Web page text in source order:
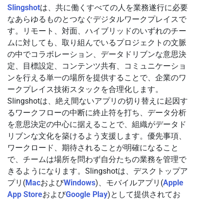
Slingshotは、共に働くすべての人を業務遂行に必要
なあらゆるものとつなぐデジタルワークプレイスで
す。リモート、対面、ハイブリッドのいずれのチー
ムに対しても、取り組んでいるプロジェクトの文脈
の中でコラボレーション、データドリブンな意思決
定、目標設定、コンテンツ共有、コミュニケーショ
ンを行える単一の場所を提供することで、企業のワ
ークプレイス技術スタックを合理化します。
Slingshotは、絶え間ないアプリの切り替えに起因す
るワークフローの中断に終止符を打ち、データ分析
を意思決定の中心に据えることで、組織がデータド
リブンな文化を築けるよう支援します。優先事項、
ワークロード、期待されることが明確になること
で、チームは場所を問わず自分たちの業務を管理で
きるようになります。Slingshotは、デスクトップア
プリ(MacおよびWindows)、モバイルアプリ(Apple
App StoreおよびGoogle Play)として提供されてお